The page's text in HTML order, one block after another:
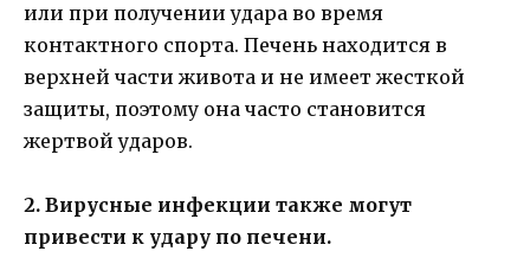
или при получении удара во время
контактного спорта. Печень находится в
верхней части живота и не имеет жесткой
защиты, поэтому она часто становится
жертвой ударов.
2. Вирусные инфекции также могут
привести к удару по печени.